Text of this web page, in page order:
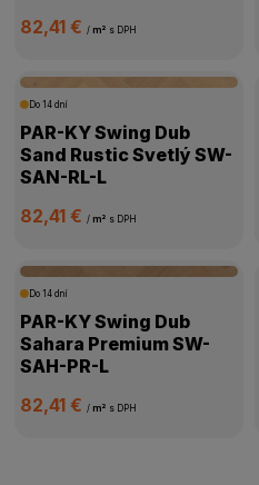
82,41 €/ m² s DPH
Do 14 dní
PAR-KY Swing Dub
Sand Rustic Svetlý SW-
SAN-RL-L
82,41 €/ m² s DPH
Do 14 dní
PAR-KY Swing Dub
Sahara Premium SW-
SAH-PR-L
82,41 €/ m² s DPH